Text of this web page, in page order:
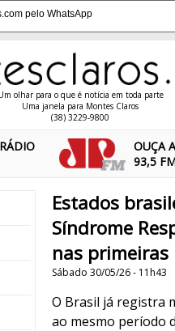
pelo WhatsApp
olhar para o que é notícia em toda parte
Uma janela para Montes Claros
(38) 3229-9800
OUÇA
93,5
Estados
Síndrome
nas primeiras
Sábado 30/05/26 - 11h43
O Brasil já registra
ao mesmo período